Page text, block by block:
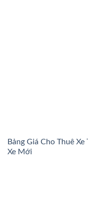
Bảng Giá Cho Thuê
Xe Mới